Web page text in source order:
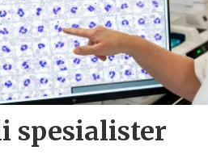
spesialister